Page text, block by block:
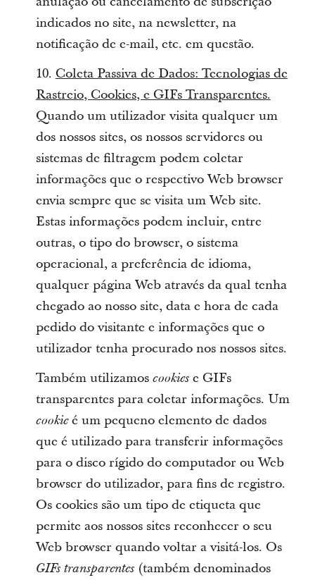
indicados no site, na newsletter, na
notificação de e-mail, etc. em questão.
10.Coleta Passiva de Dados: Tecnologias de
Rastreio, Cookies, e GIFs Transparentes.
Quando um utilizador visita qualquer um
dos nossos sites, os nossos servidores ou
sistemas de filtragem podem coletar
informações que o respectivo Web browser
envia sempre que se visita um Web site.
Estas informações podem incluir, entre
outras, o tipo do browser, o sistema
operacional, a preferência de idioma,
qualquer página Web através da qual tenha
chegado ao nosso site, data e hora de cada
pedido do visitante e informações que o
utilizador tenha procurado nos nossos sites.
Também utilizamos cookiese GIFs
transparentes para coletar informações. Um
cookieé um pequeno elemento de dados
que é utilizado para transferir informações
para o disco rígido do computador ou Web
browser do utilizador, para fins de registro.
Os cookies são um tipo de etiqueta que
permite aos nossos sites reconhecer o seu
Web browser quando voltar a visitá-los. Os
GIFs transparentes (também denominados